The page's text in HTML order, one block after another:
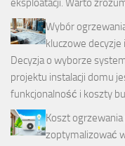
eksploatacji. Warto
Wybór
kluczowe decyzje
Decyzja o wyborze
projektu instalacji domu
funkcjonalność i koszty
Koszt ogrzewania
zoptymalizować